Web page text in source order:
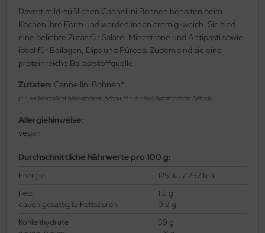
Davert mild-süßlichen Cannellini Bohnen behalten beim
Kochen ihre Form und werden innen cremig-weich. Sie sind
eine beliebte Zutat für Salate, Minestrone und Antipasti sowie
ideal für Beilagen, Dips und Pürees. Zudem sind sie eine
proteinreiche Ballaststoffquelle.
Zutaten: Cannellini Bohnen*
(* = aus kontrolliert biologischem Anbau, ** = aus biol.dynamischem Anbau)
Allergiehinweise:
vegan
Durchschnittliche Nährwerte pro 100 g:
Energie
1251 kJ / 297 kcal
Fett
davon gesättigte Fettsäuren
1.9 g
0,3 g
Kohlenhydrate
39 g